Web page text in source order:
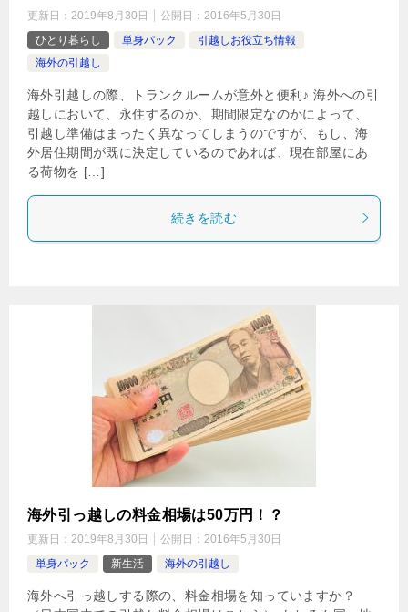
更新日： 2019年8月30日 公開日： 2016年5月30日
ひとり暮らし
単身パック
引越しお役立ち情報
海外の引越し
海外引越しの際、トランクルームが意外と便利♪ 海外への引
越しにおいて、永住するのか、期間限定なのかによって、
引越し準備はまったく異なってしまうのですが、もし、海
外居住期間が既に決定しているのであれば、現在部屋にあ
る荷物を […]
続きを読む
海外引っ越しの料金相場は50万円！？
更新日： 2019年8月30日 公開日： 2016年5月30日
単身パック
新生活 海外の引越し
海外へ引っ越しする際の、料金相場を知っていますか？